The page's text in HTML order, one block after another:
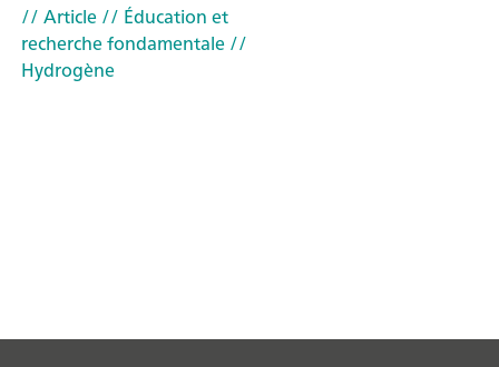
// Article// Éducation et
recherche fondamentale//
Hydrogène